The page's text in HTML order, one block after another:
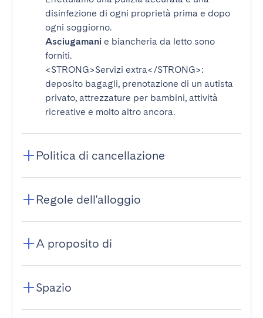
disinfezione di ogni proprietà prima e dopo
ogni soggiorno.
Asciugamani e biancheria da letto sono
forniti.
<STRONG>Servizi extra</STRONG>:
deposito bagagli, prenotazione di un autista
privato, attrezzature per bambini, attività
ricreative e molto altro ancora.
Politica di cancellazione
Regole dell'alloggio
A proposito di
Spazio